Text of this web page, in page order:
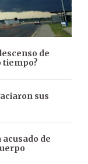
de
tiempo?
sus
de